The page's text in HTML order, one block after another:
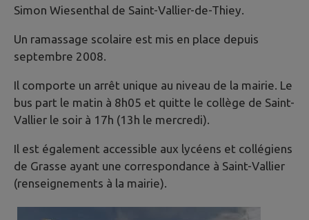
Simon Wiesenthal de Saint-Vallier-de-Thiey.
Un ramassage scolaire est mis en place depuis
septembre 2008.
Il comporte un arrêt unique au niveau de la mairie. Le
bus part le matin à 8h05 et quitte le collège de Saint-
Vallier le soir à 17h (13h le mercredi).
Il est également accessible aux lycéens et collégiens
de Grasse ayant une correspondance à Saint-Vallier
(renseignements à la mairie).